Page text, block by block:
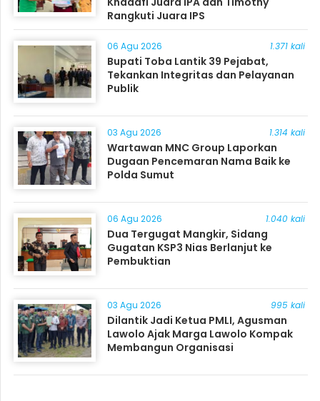
Rangkuti Juara IPS
06 Agu 2026 1.371 kali
Bupati Toba Lantik 39 Pejabat,
Tekankan Integritas dan Pelayanan
Publik
03 Agu 2026 1.314 kali
Wartawan MNC Group Laporkan
Dugaan Pencemaran Nama Baik ke
Polda Sumut
06 Agu 2026 1.040 kali
Dua Tergugat Mangkir, Sidang
Gugatan KSP3 Nias Berlanjut ke
Pembuktian
03 Agu 2026 995 kali
Dilantik Jadi Ketua PMLI, Agusman
Lawolo Ajak Marga Lawolo Kompak
Membangun Organisasi